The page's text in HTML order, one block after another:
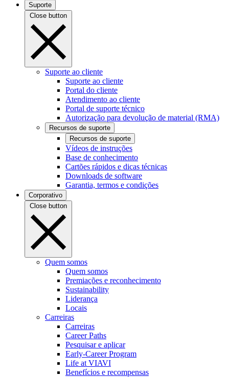
Suporte
Close button
Suporte ao cliente
Suporte ao cliente
Portal do cliente
Atendimento ao cliente
Portal de suporte técnico
Autorização para devolução de material (RMA)
Recursos de suporte
Recursos de suporte
Vídeos de instruções
Base de conhecimento
Cartões rápidos e dicas técnicas
Downloads de software
Garantia, termos e condições
Corporativo
Close button
Quem somos
Quem somos
Premiações e reconhecimento
Sustainability
Liderança
Locais
Carreiras
Carreiras
Career Paths
Pesquisar e aplicar
Early-Career Program
Life at VIAVI
Benefícios e recompensas